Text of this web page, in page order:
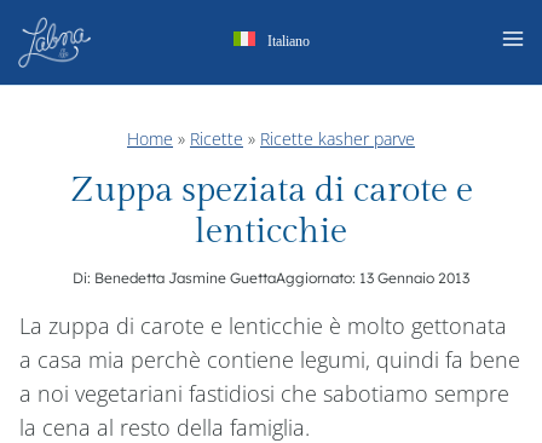
Salta
contenuto
Italiano
Home » Ricette » Ricette kasher parve
Zuppa speziata di carote e
lenticchie
Di: Benedetta Jasmine GuettaAggiornato: 13 Gennaio 2013
La zuppa di carote e lenticchie è molto gettonata
a casa mia perchè contiene legumi, quindi fa bene
a noi vegetariani fastidiosi che sabotiamo sempre
la cena al resto della famiglia.